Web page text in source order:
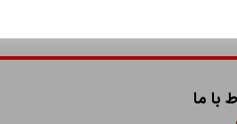
با ما